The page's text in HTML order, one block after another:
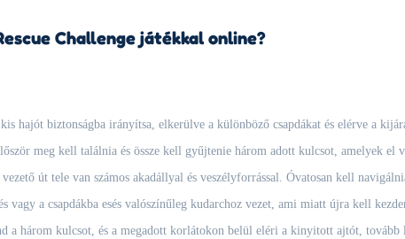
Challenge játékkal online?
hajót biztonságba irányítsa, elkerülve a különböző csapdákat és elérve a
meg kell találnia és össze kell gyűjtenie három adott kulcsot, amelyek el
út tele van számos akadállyal és veszélyforrással. Óvatosan kell
vagy a csapdákba esés valószínűleg kudarchoz vezet, ami miatt újra kell
a három kulcsot, és a megadott korlátokon belül eléri a kinyitott ajtót, tovább